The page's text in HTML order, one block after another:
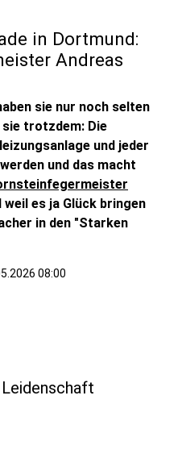
in Dortmund:
Andreas
sie nur noch selten
sie trotzdem: Die
und jeder
und das macht
weil es ja Glück bringen
in den "Starken
08:00